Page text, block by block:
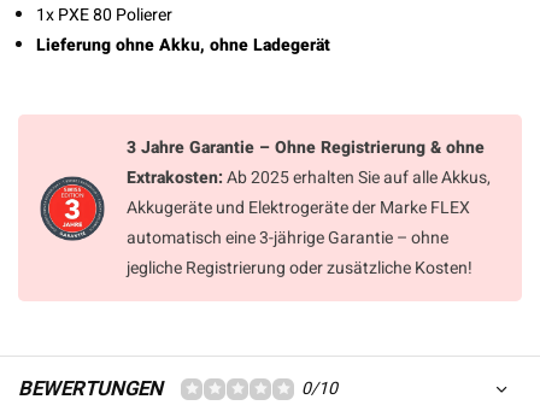
1x PXE 80 Polierer
Lieferung ohne Akku, ohne Ladegerät
3 Jahre Garantie – Ohne Registrierung & ohne
Extrakosten:Ab 2025 erhalten Sie auf alle Akkus,
Akkugeräte und Elektrogeräte der Marke FLEX
automatisch eine 3-jährige Garantie – ohne
jegliche Registrierung oder zusätzliche Kosten!
BEWERTUNGEN 0/10